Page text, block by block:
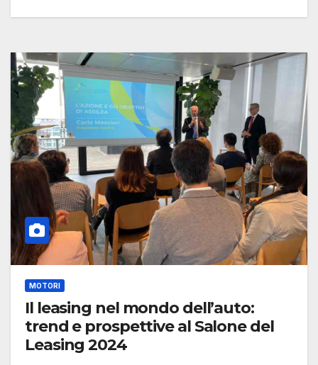
MOTORI
Il leasing nel mondo dell’auto:
trend e prospettive al Salone del
Leasing 2024